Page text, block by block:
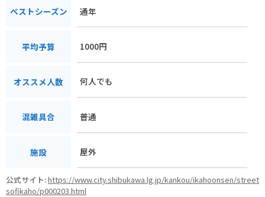
ベストシーズン 通年
平均予算 1000円
オススメ人数 何人でも
混雑具合 普通
施設 屋外
公式サイト:https://www.city.shibukawa.lg.jp/kankou/ikahoonsen/street
sofikaho/p000203.html